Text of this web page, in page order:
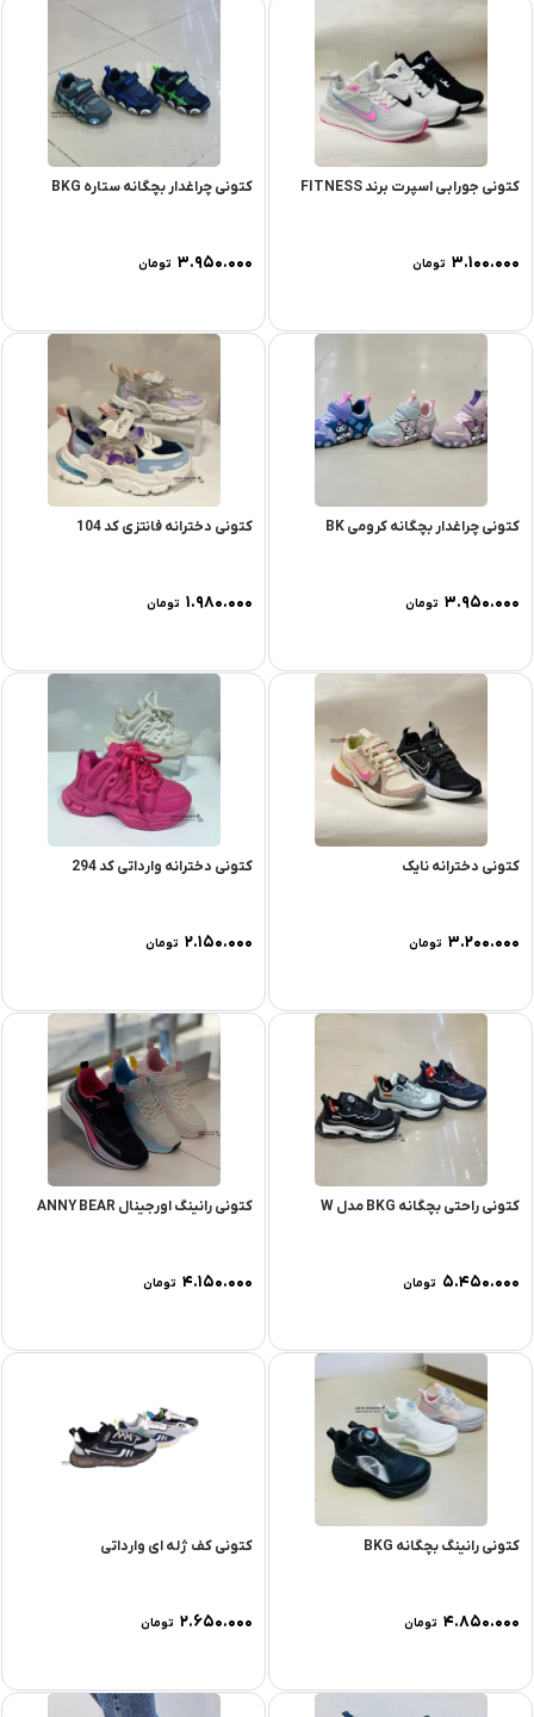
کتونی جورابی اسپرت برند FITNESS
۳.۱۰۰.۰۰۰ تومان
کتونی چراغدار بچگانه ستاره BKG
۳.۹۵۰.۰۰۰ تومان
کتونی چراغدار بچگانه کرومی BK
۳.۹۵۰.۰۰۰ تومان
کتونی دخترانه فانتزی کد 104
۱.۹۸۰.۰۰۰ تومان
کتونی دخترانه نایک
۳.۲۰۰.۰۰۰ تومان
کتونی دخترانه وارداتی کد 294
۲.۱۵۰.۰۰۰ تومان
کتونی راحتی بچگانه BKG مدل W
۵.۴۵۰.۰۰۰ تومان
کتونی رانینگ اورجینال ANNY BEAR
۴.۱۵۰.۰۰۰ تومان
کتونی رانینگ بچگانه BKG
۴.۸۵۰.۰۰۰ تومان
کتونی کف ژله ای وارداتی
۲.۶۵۰.۰۰۰ تومان